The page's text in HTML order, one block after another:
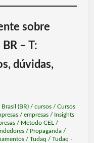
sobre
– T:
dúvidas,
Brasil (BR)/ cursos/ Cursos
/ empresas/ Insights
/ Método CEL/
/ Propaganda/
/ Tudaq / Tudaq -